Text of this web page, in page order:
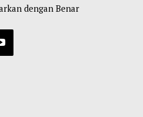
dengan Benar